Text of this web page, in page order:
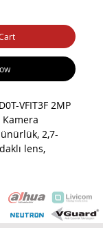
VFIT3F 2MP
2,7-
lens,
için bir
Suya ve toza